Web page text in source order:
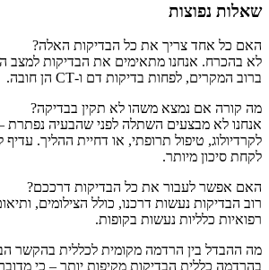
שאלות נפוצות
האם כל אחד צריך את כל הבדיקות האלה?
לא בהכרח. אנחנו מתאימים את הבדיקות למצב
ברוב המקרים, לפחות בדיקות דם ו-CT הן חובה.
מה קורה אם נמצא משהו לא תקין בבדיקה?
אנחנו לא מבצעים השתלה לפני שהבעיה נפתרת
לקרדיולוג, טיפול תרופתי, או דחיית ההליך.
לקחת סיכון מיותר.
האם אפשר לעבור את כל הבדיקות דרככם?
רוב הבדיקות נעשות דרכנו, כולל הצילומים,
רפואיות כלליות נעשות בקופות.
מה ההבדל בין הרדמה מקומית לכללית בהקשר
בהרדמה כללית הבדיקות מקיפות יותר – כי